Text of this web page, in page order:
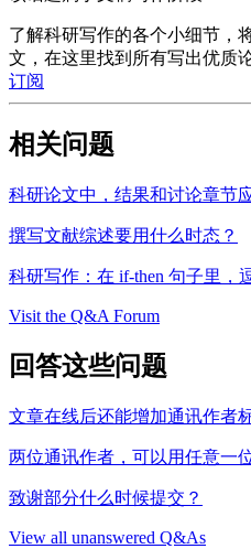
了解科研写作的各个小细节，
文，在这里找到所有写出优质
订阅
相关问题
科研论文中，结果和讨论章节
撰写文献综述要用什么时态？
科研写作：在 if-then 句子里，
Visit the Q&A Forum
回答这些问题
文章在线后还能增加通讯作者
两位通讯作者，可以用任意一
致谢部分什么时候提交？
View all unanswered Q&As